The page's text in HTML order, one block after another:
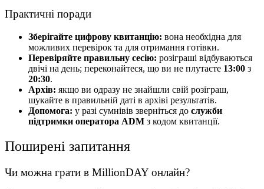
Практичні поради
Зберігайте цифрову квитанцію: вона необхідна для
можливих перевірок та для отримання готівки.
Перевіряйте правильну сесію: розіграші відбуваються
двічі на день; переконайтеся, що ви не плутаєте 13:00 з
20:30.
Архів: якщо ви одразу не знайшли свій розіграш,
шукайте в правильній даті в архіві результатів.
Допомога: у разі сумнівів зверніться до служби
підтримки оператора ADM з кодом квитанції.
Поширені запитання
Чи можна грати в MillionDAY онлайн?